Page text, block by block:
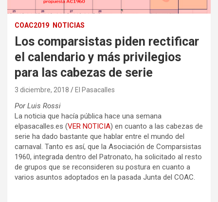
COAC2019 NOTICIAS
Los comparsistas piden rectificar
el calendario y más privilegios
para las cabezas de serie
3 diciembre, 2018 El Pasacalles
Por Luis Rossi
La noticia que hacía pública hace una semana
elpasacalles.es (VER NOTICIA) en cuanto a las cabezas de
serie ha dado bastante que hablar entre el mundo del
carnaval. Tanto es así, que la Asociación de Comparsistas
1960, integrada dentro del Patronato, ha solicitado al resto
de grupos que se reconsideren su postura en cuanto a
varios asuntos adoptados en la pasada Junta del COAC.